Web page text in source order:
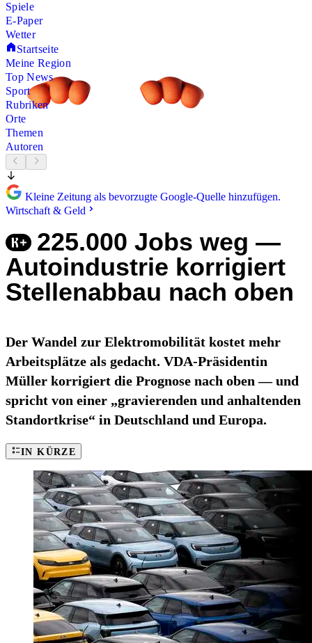
Spiele
E-Paper
Wetter
Startseite
Meine Region
Top News
Sport
Rubriken
Orte
Themen
Autoren
Kleine Zeitung als bevorzugte Google-Quelle hinzufügen.
Wirtschaft & Geld
225.000 Jobs weg —
Autoindustrie korrigiert
Stellenabbau nach oben
Der Wandel zur Elektromobilität kostet mehr
Arbeitsplätze als gedacht. VDA-Präsidentin
Müller korrigiert die Prognose nach oben — und
spricht von einer „gravierenden und anhaltenden
Standortkrise“ in Deutschland und Europa.
IN KÜRZE